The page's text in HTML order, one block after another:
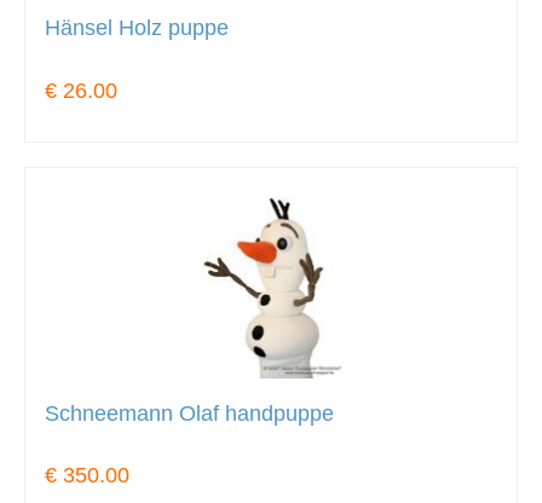
Hänsel Holz puppe
€ 26.00
Schneemann Olaf handpuppe
€ 350.00